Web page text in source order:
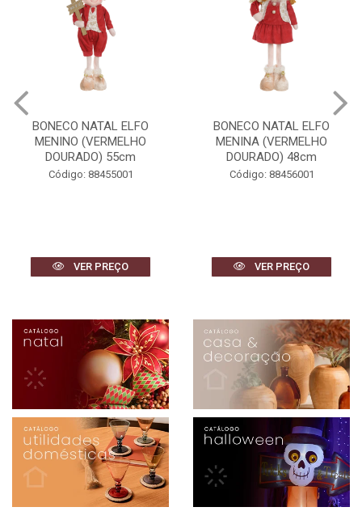
BONECO NATAL ELFO
MENINA (VERMELHO
DOURADO) 48cm
Código: 88456001
VER PREÇO
BONECO NATAL ELFO
MENINA (VERMELHO
DOURADO) 42cm
Código: 88459001
VER PREÇO